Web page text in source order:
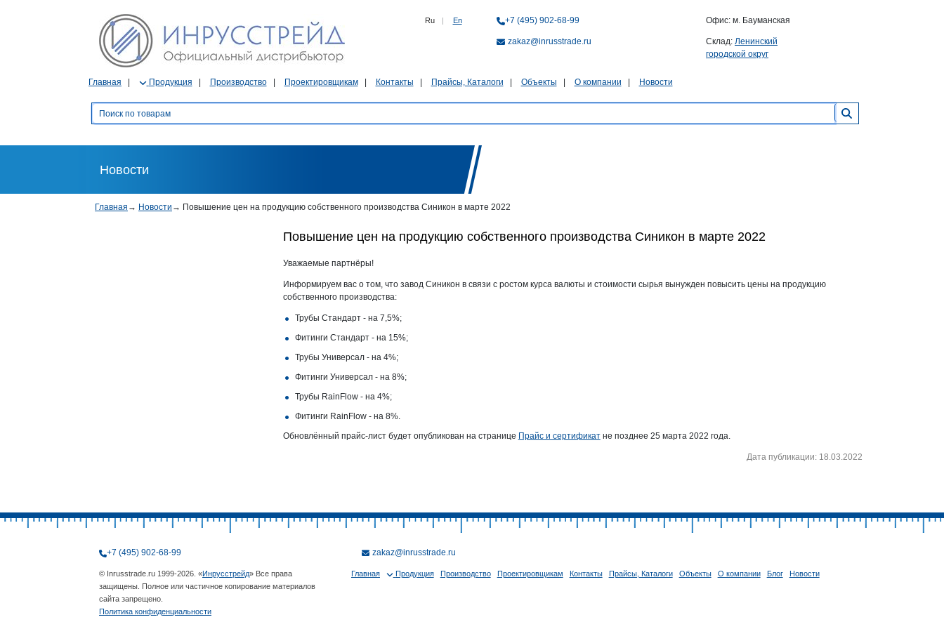
Ru | En +7 (495) 902-68-99
zakaz@inrusstrade.ru
Офис: м. Бауманская
Склад: Ленинский
городской округ
Главная Продукция Производство Проектировщикам Контакты Прайсы, Каталоги Объекты О компании Новости
Новости
Главная → Новости → Повышение цен на продукцию собственного производства Синикон в марте 2022
Повышение цен на продукцию собственного производства Синикон в марте 2022
Уважаемые партнёры!
Информируем вас о том, что завод Синикон в связи с ростом курса валюты и стоимости сырья вынужден повысить цены на продукцию
собственного производства:
Трубы Стандарт - на 7,5%;
Фитинги Стандарт - на 15%;
Трубы Универсал - на 4%;
Фитинги Универсал - на 8%;
Трубы RainFlow - на 4%;
Фитинги RainFlow - на 8%.
Обновлённый прайс-лист будет опубликован на странице Прайс и сертификатне позднее 25 марта 2022 года.
Дата публикации: 18.03.2022
+7 (495) 902-68-99 zakaz@inrusstrade.ru
© Inrusstrade.ru 1999-2026. «Инрусстрейд» Все права
защищены. Полное или частичное копирование материалов
сайта запрещено.
Политика конфиденциальности
Главная Продукция Производство Проектировщикам Контакты Прайсы, Каталоги Объекты О компании Блог Новости